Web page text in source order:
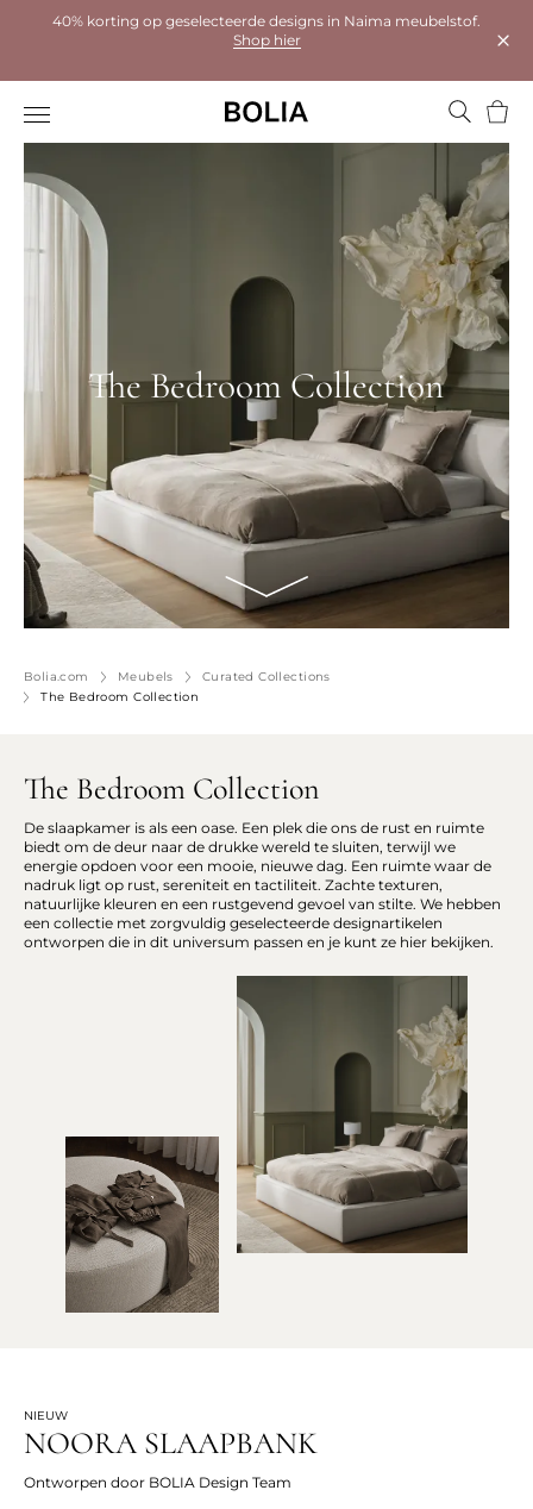
40% korting op geselecteerde designs in Naima meubelstof.
Shop hier
The Bedroom Collection
Bolia.com Meubels
Curated Collections
The Bedroom Collection
The Bedroom Collection
De slaapkamer is als een oase. Een plek die ons de rust en ruimte
biedt om de deur naar de drukke wereld te sluiten, terwijl we
energie opdoen voor een mooie, nieuwe dag. Een ruimte waar de
nadruk ligt op rust, sereniteit en tactiliteit. Zachte texturen,
natuurlijke kleuren en een rustgevend gevoel van stilte. We hebben
een collectie met zorgvuldig geselecteerde designartikelen
ontworpen die in dit universum passen en je kunt ze hier bekijken.
NIEUW
NOORA SLAAPBANK
Ontworpen door BOLIA Design Team